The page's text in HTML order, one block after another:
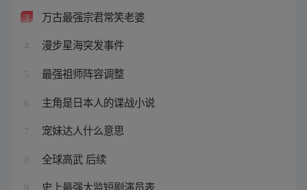
3 万古最强宗君常笑老婆
4 漫步星海突发事件
5 最强祖师阵容调整
6 主角是日本人的谍战小说
7 宠妹达人什么意思
8 全球高武 后续
史上最强太监短剧演员表